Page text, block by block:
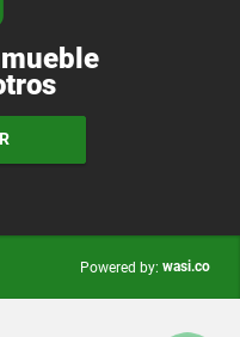
Powered by: wasi.co